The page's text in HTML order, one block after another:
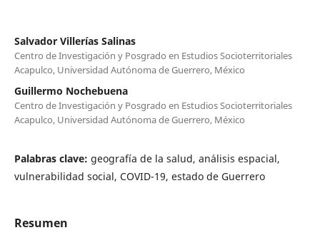
Salvador Villerías Salinas
Centro de Investigación y Posgrado en Estudios Socioterritoriales
Acapulco, Universidad Autónoma de Guerrero, México
Guillermo Nochebuena
Centro de Investigación y Posgrado en Estudios Socioterritoriales
Acapulco, Universidad Autónoma de Guerrero, México
Palabras clave: geografía de la salud, an´alisis espacial,
vulnerabilidad social, COVID-19, estado de Guerrero
Resumen